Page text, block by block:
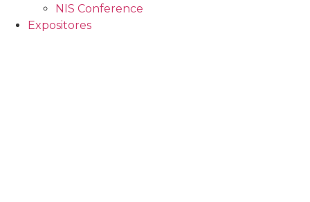
NIS Conference
Expositores